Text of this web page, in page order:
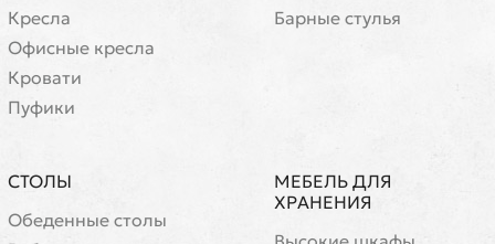
Кресла
Офисные кресла
Кровати
Пуфики
Барные стулья
СТОЛЫ
Обеденные столы
МЕБЕЛЬ ДЛЯ
ХРАНЕНИЯ